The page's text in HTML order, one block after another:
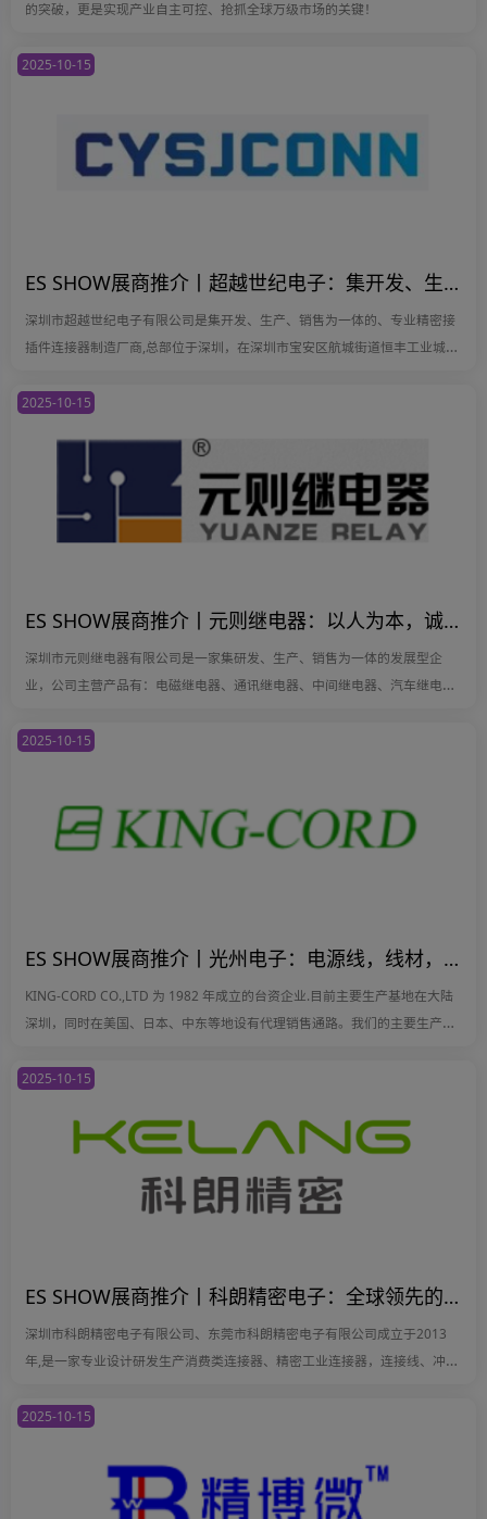
的突破，更是实现产业自主可控、抢抓全球万级市场的关键！
ES SHOW展商推介丨超越世纪电子：集开发、生产、销售为一体的、专业精密接插件连接器制造厂商
深圳市超越世纪电子有限公司是集开发、生产、销售为一体的、专业精密接
插件连接器制造厂商,总部位于深圳，在深圳市宝安区航城街道恒丰工业城
2025-10-15
ES SHOW展商推介丨元则继电器：以人为本，诚信务实，品质为元，则定未来
深圳市元则继电器有限公司是一家集研发、生产、销售为一体的发展型企
业，公司主营产品有：电磁继电器、通讯继电器、中间继电器、汽车继电
2025-10-15
ES SHOW展商推介丨光州电子：电源线，线材，转接头，新能源充电枪制造厂商
KING-CORD CO.,LTD 为 1982 年成立的台资企业.目前主要生产基地在大陆
深圳，同时在美国、日本、中东等地设有代理销售通路。我们的主要生产工
2025-10-15
ES SHOW展商推介丨科朗精密电子：全球领先的连接器解决方案服务商
深圳市科朗精密电子有限公司、东莞市科朗精密电子有限公司成立于2013
年,是一家专业设计研发生产消费类连接器、精密工业连接器，连接线、冲压
2025-10-15
2025-10-15